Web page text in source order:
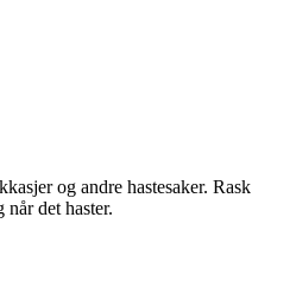
og andre hastesaker. Rask
det haster.